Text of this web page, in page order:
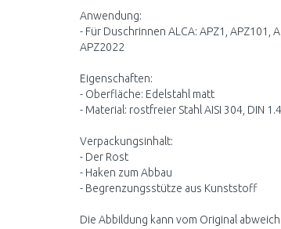
Anwendung:
- Für Duschrinnen ALCA: APZ1, APZ101,
APZ2022
Eigenschaften:
- Oberfläche: Edelstahl matt
- Material: rostfreier Stahl AISI 304, DIN
Verpackungsinhalt:
- Der Rost
- Haken zum Abbau
- Begrenzungsstütze aus Kunststoff
Die Abbildung kann vom Original